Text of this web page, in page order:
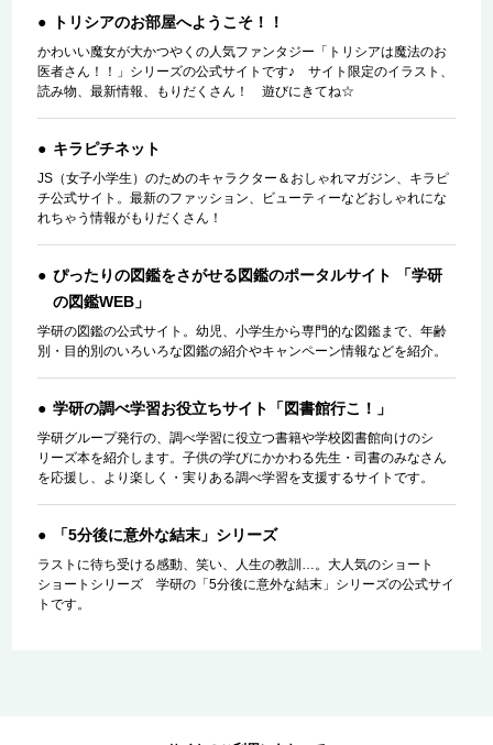
トリシアのお部屋へようこそ！！
かわいい魔女が大かつやくの人気ファンタジー「トリシアは魔法のお
医者さん！！」シリーズの公式サイトです♪ サイト限定のイラスト、
読み物、最新情報、もりだくさん！ 遊びにきてね☆
キラピチネット
JS（女子小学生）のためのキャラクター＆おしゃれマガジン、キラピ
チ公式サイト。最新のファッション、ビューティーなどおしゃれにな
れちゃう情報がもりだくさん！
ぴったりの図鑑をさがせる図鑑のポータルサイト 「学研
の図鑑WEB」
学研の図鑑の公式サイト。幼児、小学生から専門的な図鑑まで、年齢
別・目的別のいろいろな図鑑の紹介やキャンペーン情報などを紹介。
学研の調べ学習お役立ちサイト「図書館行こ！」
学研グループ発行の、調べ学習に役立つ書籍や学校図書館向けのシ
リーズ本を紹介します。子供の学びにかかわる先生・司書のみなさん
を応援し、より楽しく・実りある調べ学習を支援するサイトです。
「5分後に意外な結末」シリーズ
ラストに待ち受ける感動、笑い、人生の教訓…。大人気のショート
ショートシリーズ 学研の「5分後に意外な結末」シリーズの公式サイ
トです。